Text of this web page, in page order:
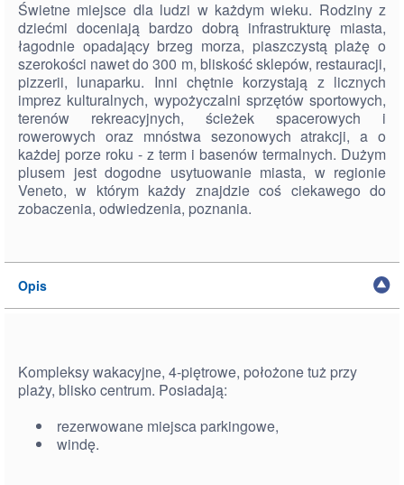
Świetne miejsce dla ludzi w każdym wieku. Rodziny z
dziećmi doceniają bardzo dobrą infrastrukturę miasta,
łagodnie opadający brzeg morza, piaszczystą plażę o
szerokości nawet do 300 m, bliskość sklepów, restauracji,
pizzerii, lunaparku. Inni chętnie korzystają z licznych
imprez kulturalnych, wypożyczalni sprzętów sportowych,
terenów rekreacyjnych, ścieżek spacerowych i
rowerowych oraz mnóstwa sezonowych atrakcji, a o
każdej porze roku - z term i basenów termalnych. Dużym
plusem jest dogodne usytuowanie miasta, w regionie
Veneto, w którym każdy znajdzie coś ciekawego do
zobaczenia, odwiedzenia, poznania.
Opis
Kompleksy wakacyjne, 4-piętrowe, położone tuż przy
plaży, blisko centrum. Posiadają:
rezerwowane miejsca parkingowe,
windę.